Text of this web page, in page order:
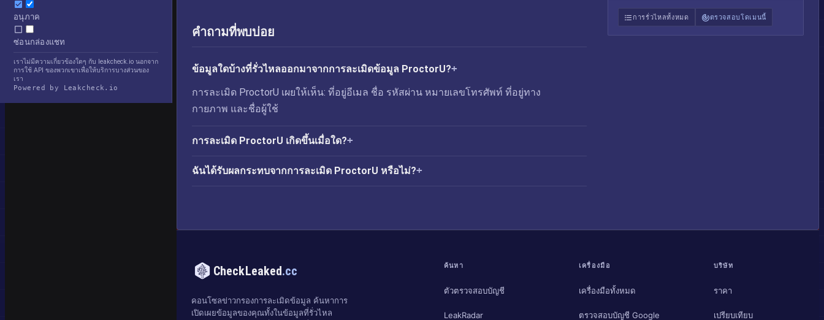
อนุภาค
ซ่อนกล่องแชท
เราไม่มีความเกี่ยวข้องใดๆ กับ leakcheck.io นอกจาก
การใช้ API ของพวกเขาเพื่อให้บริการบางส่วนของ
เรา
Powered by Leakcheck.io
คำถามที่พบบ่อย
ข้อมูลใดบ้างที่รั่วไหลออกมาจากการละเมิดข้อมูล ProctorU?
การละเมิด ProctorU เผยให้เห็น: ที่อยู่อีเมล ชื่อ รหัสผ่าน หมายเลขโทรศัพท์ ที่อยู่ทาง
กายภาพ และชื่อผู้ใช้
การละเมิด ProctorU เกิดขึ้นเมื่อใด?
ฉันได้รับผลกระทบจากการละเมิด ProctorU หรือไม่?
การรั่วไหลทั้งหมด ตรวจสอบโดเมนนี้
CheckLeaked.cc
คอนโซลข่าวกรองการละเมิดข้อมูล ค้นหาการ
เปิดเผยข้อมูลของคุณทั้งในข้อมูลที่รั่วไหล
ค้นหา
ตัวตรวจสอบบัญชี
LeakRadar
เครื่องมือ
เครื่องมือทั้งหมด
ตรวจสอบบัญชี Google
บริษัท
ราคา
เปรียบเทียบ